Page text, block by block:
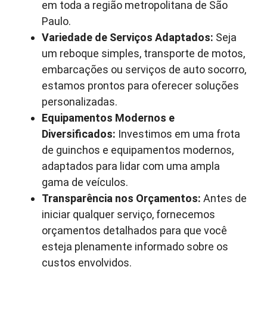
em toda a região metropolitana de São
Paulo.
Variedade de Serviços Adaptados: Seja
um reboque simples, transporte de motos,
embarcações ou serviços de auto socorro,
estamos prontos para oferecer soluções
personalizadas.
Equipamentos Modernos e
Diversificados: Investimos em uma frota
de guinchos e equipamentos modernos,
adaptados para lidar com uma ampla
gama de veículos.
Transparência nos Orçamentos: Antes de
iniciar qualquer serviço, fornecemos
orçamentos detalhados para que você
esteja plenamente informado sobre os
custos envolvidos.